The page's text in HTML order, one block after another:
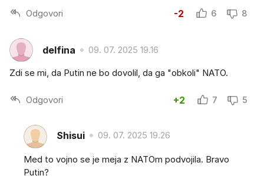
Odgovori -2 6 8
delfina 09. 07. 2025 19.16
Zdi se mi, da Putin ne bo dovolil, da ga "obkoli" NATO.
Odgovori +2 7 5
Shisui 09. 07. 2025 19.26
Med to vojno se je meja z NATOm podvojila. Bravo
Putin?